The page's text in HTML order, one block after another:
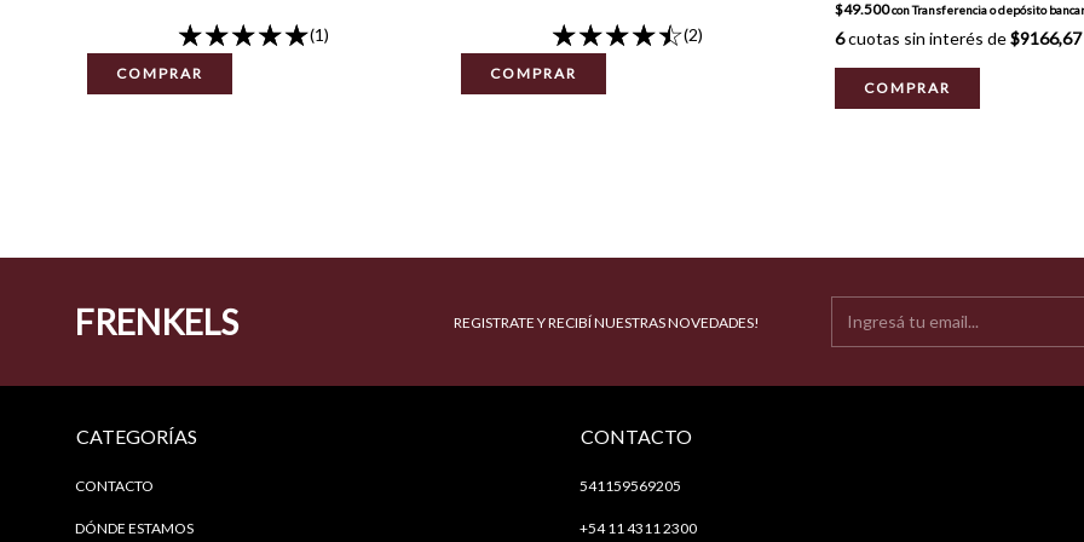
(1)
COMPRAR
(2)
COMPRAR
$49.500conTransferencia o depósito
6cuotas sin interés de$9166,67
COMPRAR
FRENKELS REGISTRATE Y RECIBÍ NUESTRAS NOVEDADES!
CATEGORÍAS
CONTACTO
DÓNDE ESTAMOS
CONTACTO
541159569205
+54 11 4311 2300